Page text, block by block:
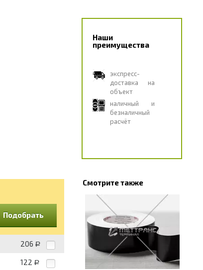
Наши
преимущества
экспресс-
доставка на
объект
наличный и
безналичный
расчёт
Подобрать
206 Р
122 Р
Смотрите также